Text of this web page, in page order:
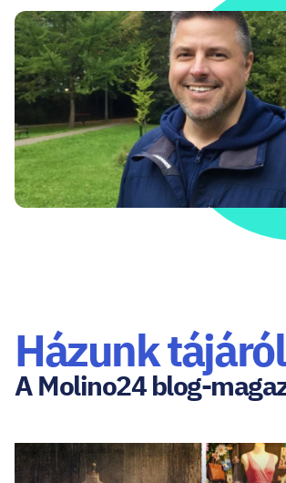
Házunk tájáról
A Molino24 blog-